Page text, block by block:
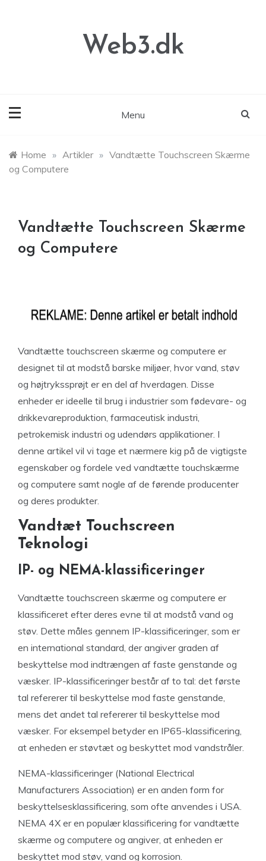
Web3.dk
Menu
Home » Artikler » Vandtætte Touchscreen Skærme
og Computere
Vandtætte Touchscreen Skærme
og Computere
Vandtætte touchscreen skærme og computere er
designet til at modstå barske miljøer, hvor vand, støv
og højtrykssprøjt er en del af hverdagen. Disse
enheder er ideelle til brug i industrier som fødevare- og
drikkevareproduktion, farmaceutisk industri,
petrokemisk industri og udendørs applikationer. I
denne artikel vil vi tage et nærmere kig på de vigtigste
egenskaber og fordele ved vandtætte touchskærme
og computere samt nogle af de førende producenter
og deres produkter.
Vandtæt Touchscreen
Teknologi
IP- og NEMA-klassificeringer
Vandtætte touchscreen skærme og computere er
klassificeret efter deres evne til at modstå vand og
støv. Dette måles gennem IP-klassificeringer, som er
en international standard, der angiver graden af
beskyttelse mod indtrængen af faste genstande og
væsker. IP-klassificeringer består af to tal: det første
tal refererer til beskyttelse mod faste genstande,
mens det andet tal refererer til beskyttelse mod
væsker. For eksempel betyder en IP65-klassificering,
at enheden er støvtæt og beskyttet mod vandstråler.
NEMA-klassificeringer (National Electrical
Manufacturers Association) er en anden form for
beskyttelsesklassificering, som ofte anvendes i USA.
NEMA 4X er en populær klassificering for vandtætte
skærme og computere og angiver, at enheden er
beskyttet mod støv, vand og korrosion.